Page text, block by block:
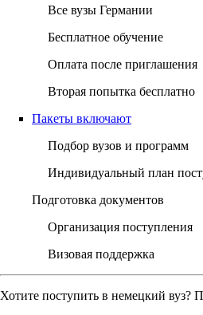
Все вузы Германии
Бесплатное обучение
Оплата после приглашения
Вторая попытка бесплатно
Пакеты включают
Подбор вузов и программ
Индивидуальный план
Подготовка документов
Организация поступления
Визовая поддержка
Хотите поступить в немецкий вуз?